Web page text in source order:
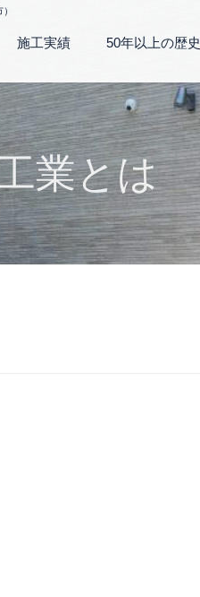
施工実績 50年以上の歴史
業とは